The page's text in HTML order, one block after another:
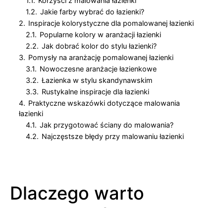
1.2. Jakie farby wybrać do łazienki?
2. Inspiracje kolorystyczne dla pomalowanej łazienki
2.1. Popularne kolory w aranżacji łazienki
2.2. Jak dobrać kolor do stylu łazienki?
3. Pomysły na aranżację pomalowanej łazienki
3.1. Nowoczesne aranżacje łazienkowe
3.2. Łazienka w stylu skandynawskim
3.3. Rustykalne inspiracje dla łazienki
4. Praktyczne wskazówki dotyczące malowania
łazienki
4.1. Jak przygotować ściany do malowania?
4.2. Najczęstsze błędy przy malowaniu łazienki
Dlaczego warto